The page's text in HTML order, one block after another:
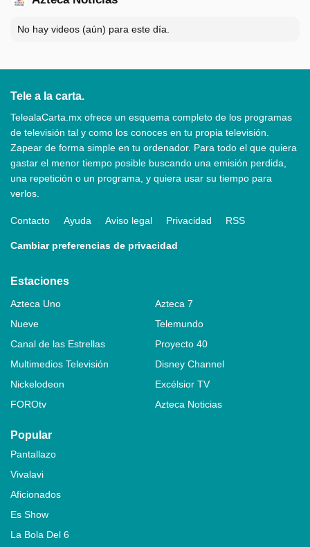
No hay videos (aún) para este día.
Tele a la carta.
TelealaCarta.mx ofrece un esquema completo de los programas
de televisión tal y como los conoces en tu propia televisión.
Zapear de forma simple en tu ordenador. Para todo el que quiera
gastar el menor tiempo posible buscando una emisión perdida,
una repetición o un programa, y quiera usar su tiempo para
verlos.
Contacto Ayuda Aviso legal Privacidad RSS
Cambiar preferencias de privacidad
Estaciones
Azteca Uno
Azteca 7
Nueve
Telemundo
Canal de las Estrellas
Proyecto 40
Multimedios Televisión
Disney Channel
Nickelodeon
Excélsior TV
FOROtv
Azteca Noticias
Popular
Pantallazo
Vivalavi
Aficionados
Es Show
La Bola Del 6